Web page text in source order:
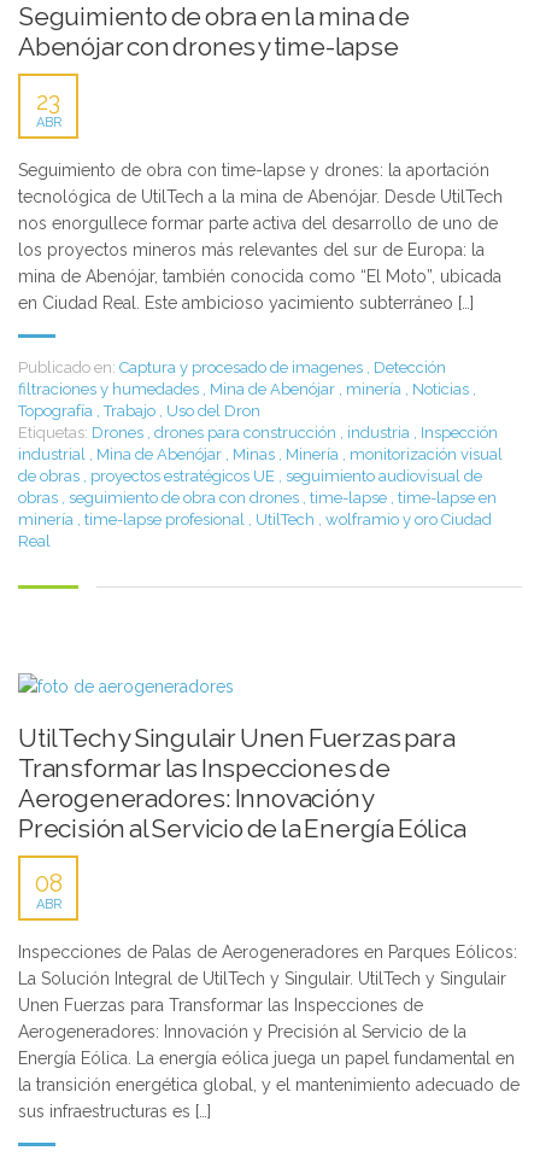
Seguimiento de obra en la mina de
Abenójar con drones y time-lapse
23
ABR
Seguimiento de obra con time-lapse y drones: la aportación
tecnológica de UtilTech a la mina de Abenójar. Desde UtilTech
nos enorgullece formar parte activa del desarrollo de uno de
los proyectos mineros más relevantes del sur de Europa: la
mina de Abenójar, también conocida como “El Moto”, ubicada
en Ciudad Real. Este ambicioso yacimiento subterráneo […]
Publicado en: Captura y procesado de imagenes , Detección
filtraciones y humedades , Mina de Abenójar , minería , Noticias ,
Topografía , Trabajo , Uso del Dron
Etiquetas: Drones , drones para construcción , industria , Inspección
industrial , Mina de Abenójar , Minas , Minería , monitorización visual
de obras , proyectos estratégicos UE , seguimiento audiovisual de
obras , seguimiento de obra con drones , time-lapse , time-lapse en
minería , time-lapse profesional , UtilTech , wolframio y oro Ciudad
Real
UtilTech y Singulair Unen Fuerzas para
Transformar las Inspecciones de
Aerogeneradores: Innovación y
Precisión al Servicio de la Energía Eólica
08
ABR
Inspecciones de Palas de Aerogeneradores en Parques Eólicos:
La Solución Integral de UtilTech y Singulair. UtilTech y Singulair
Unen Fuerzas para Transformar las Inspecciones de
Aerogeneradores: Innovación y Precisión al Servicio de la
Energía Eólica. La energía eólica juega un papel fundamental en
la transición energética global, y el mantenimiento adecuado de
sus infraestructuras es […]